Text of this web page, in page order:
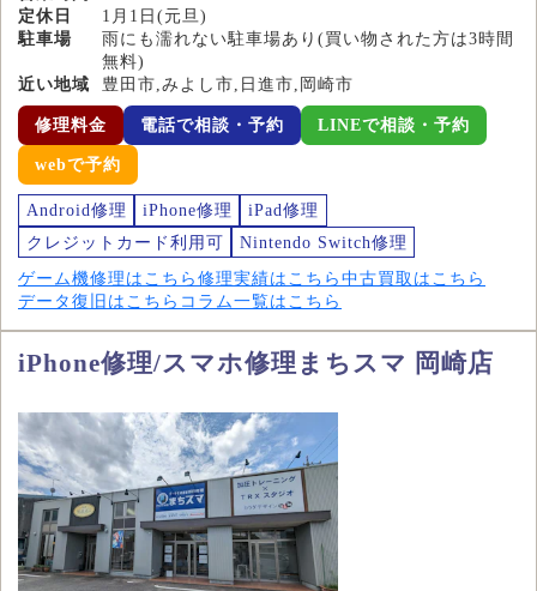
定休日
1月1日(元旦)
駐車場
雨にも濡れない駐車場あり(買い物された方は3時間
無料)
近い地域
豊田市,みよし市,日進市,岡崎市
修理料金 電話で相談・予約 LINEで相談・予約
webで予約
Android修理 iPhone修理
iPad修理
クレジットカード利用可
Nintendo Switch修理
ゲーム機修理はこちら 修理実績はこちら 中古買取はこちら
データ復旧はこちら コラム一覧はこちら
iPhone修理/スマホ修理まちスマ 岡崎店